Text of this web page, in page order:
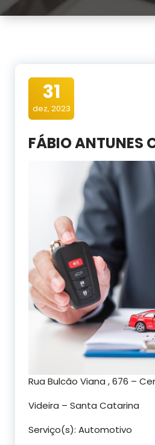
31
dez, 2023
FÁBIO ANTUNES
Rua Bulcão Viana , 676 –
Videira – Santa Catarina
Serviço(s): Automotivo